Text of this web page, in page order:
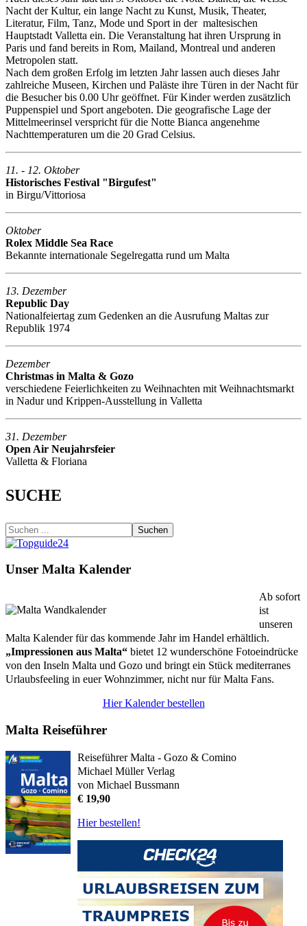
Nacht der Kultur, ein lange Nacht zu Kunst, Musik, Theater,
Literatur, Film, Tanz, Mode und Sport in der maltesischen
Hauptstadt Valletta ein. Die Veranstaltung hat ihren Ursprung in
Paris und fand bereits in Rom, Mailand, Montreal und anderen
Metropolen statt.
Nach dem großen Erfolg im letzten Jahr lassen auch dieses Jahr
zahlreiche Museen, Kirchen und Paläste ihre Türen in der Nacht für
die Besucher bis 0.00 Uhr geöffnet. Für Kinder werden zusätzlich
Puppenspiel und Sport angeboten. Die geografische Lage der
Mittelmeerinsel verspricht für die Notte Bianca angenehme
Nachttemperaturen um die 20 Grad Celsius.
11. - 12. Oktober
Historisches Festival "Birgufest"
in Birgu/Vittoriosa
Oktober
Rolex Middle Sea Race
Bekannte internationale Segelregatta rund um Malta
13. Dezember
Republic Day
Nationalfeiertag zum Gedenken an die Ausrufung Maltas zur
Republik 1974
Dezember
Christmas in Malta & Gozo
verschiedene Feierlichkeiten zu Weihnachten mit Weihnachtsmarkt
in Nadur und Krippen-Ausstellung in Valletta
31. Dezember
Open Air Neujahrsfeier
Valletta & Floriana
SUCHE
Suchen
Unser Malta Kalender
Ab sofort
ist
unseren
Malta Kalender für das kommende Jahr im Handel erhältlich.
„Impressionen aus Malta“ bietet 12 wunderschöne Fotoeindrücke
von den Inseln Malta und Gozo und bringt ein Stück mediterranes
Urlaubsfeeling in euer Wohnzimmer, nicht nur für Malta Fans.
Hier Kalender bestellen
Malta Reiseführer
Reiseführer Malta - Gozo & Comino
Michael Müller Verlag
von Michael Bussmann
€ 19,90
Hier bestellen!